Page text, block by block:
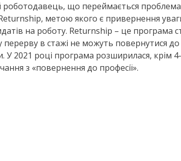
роботодавець, що переймається
метою якого є привернення
на роботу. Returnship – це програма
перерву в стажі не можуть повернутися
У 2021 році програма розширилася, крім
з «повернення до професії».